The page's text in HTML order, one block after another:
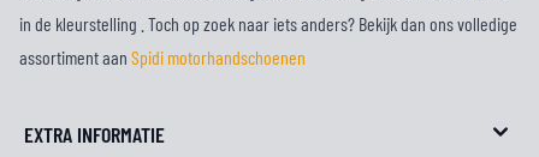
in de kleurstelling . Toch op zoek naar iets anders? Bekijk dan ons volledige
assortiment aan Spidi motorhandschoenen
EXTRA INFORMATIE